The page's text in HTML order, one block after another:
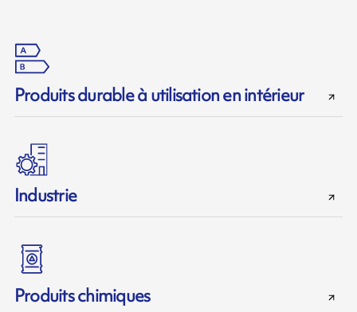
Produits durable à utilisation en intérieur
Industrie
Produits chimiques